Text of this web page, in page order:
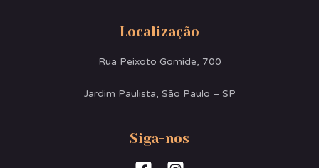
Localização
Rua Peixoto Gomide, 700
Jardim Paulista, São Paulo – SP
Siga-nos